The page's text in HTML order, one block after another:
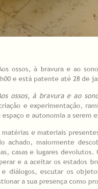
ossos, à bravura e ao
e está patente até 28 de
ossos, à bravura e ao
e experimentação,
espaço e autonomia a serem
matérias e materiais
achado, maiormente
casas e lugares
e a aceitar os estados
diálogos, escutar os
a sua presença como